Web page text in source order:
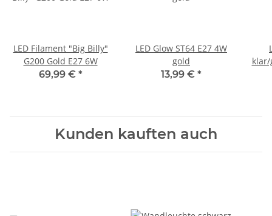
LED Filament "Big Billy"
G200 Gold E27 6W
69,99 € *
LED Glow ST64 E27 4W
gold
13,99 € *
klar/
Kunden kauften auch